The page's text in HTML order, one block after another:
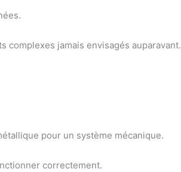
complexes jamais envisagés auparavant.
pour un système mécanique.
correctement.